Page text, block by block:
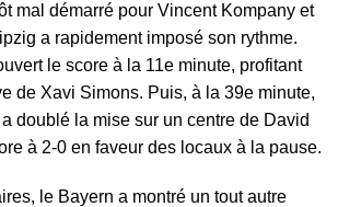
mal démarré pour Vincent Kompany et
a rapidement imposé son rythme.
le score à la 11e minute, profitant
de Xavi Simons. Puis, à la 39e minute,
doublé la mise sur un centre de David
à 2-0 en faveur des locaux à la pause.
le Bayern a montré un tout autre